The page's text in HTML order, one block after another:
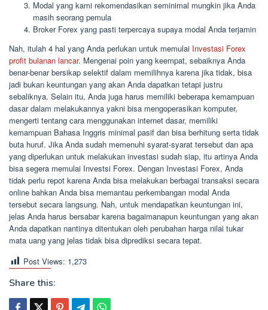
Modal yang kami rekomendasikan seminimal mungkin jika Anda
masih seorang pemula
Broker Forex yang pasti terpercaya supaya modal Anda terjamin
Nah, itulah 4 hal yang Anda perlukan untuk memulai Investasi Forex
profit bulanan lancar. Mengenai poin yang keempat, sebaiknya Anda
benar-benar bersikap selektif dalam memilihnya karena jika tidak, bisa
jadi bukan keuntungan yang akan Anda dapatkan tetapi justru
sebaliknya. Selain itu, Anda juga harus memiliki beberapa kemampuan
dasar dalam melakukannya yakni bisa mengoperasikan komputer,
mengerti tentang cara menggunakan internet dasar, memiliki
kemampuan Bahasa Inggris minimal pasif dan bisa berhitung serta tidak
buta huruf. Jika Anda sudah memenuhi syarat-syarat tersebut dan apa
yang diperlukan untuk melakukan investasi sudah siap, itu artinya Anda
bisa segera memulai Investsi Forex. Dengan Investasi Forex, Anda
tidak perlu repot karena Anda bisa melakukan berbagai transaksi secara
online bahkan Anda bisa memantau perkembangan modal Anda
tersebut secara langsung. Nah, untuk mendapatkan keuntungan ini,
jelas Anda harus bersabar karena bagaimanapun keuntungan yang akan
Anda dapatkan nantinya ditentukan oleh perubahan harga nilai tukar
mata uang yang jelas tidak bisa diprediksi secara tepat.
Post Views: 1,273
Share this: